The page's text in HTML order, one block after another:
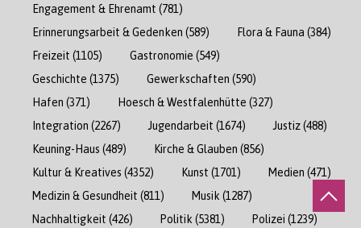
Engagement & Ehrenamt (781)
Erinnerungsarbeit & Gedenken (589) Flora & Fauna (384)
Freizeit (1105) Gastronomie (549)
Geschichte (1375) Gewerkschaften (590)
Hafen (371) Hoesch & Westfalenhütte (327)
Integration (2267) Jugendarbeit (1674) Justiz(488)
Keuning-Haus (489) Kirche & Glauben (856)
Kultur & Kreatives (4352) Kunst (1701) Medien (471)
Medizin & Gesundheit (811) Musik (1287)
Nachhaltigkeit (426) Politik (5381) Polizei (1239)